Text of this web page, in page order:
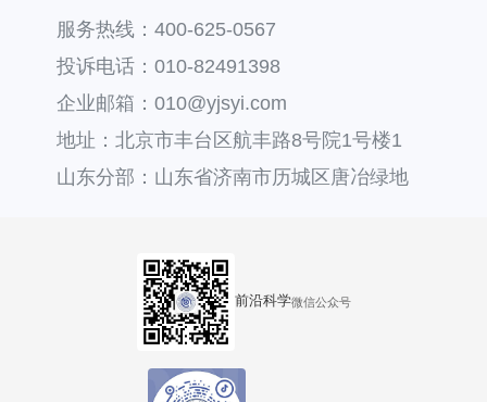
服务热线：400-625-0567
投诉电话：010-82491398
企业邮箱：010@yjsyi.com
地址：北京市丰台区航丰路8号院1号楼1
层121
山东分部：山东省济南市历城区唐冶绿地
前沿科学微信公众号